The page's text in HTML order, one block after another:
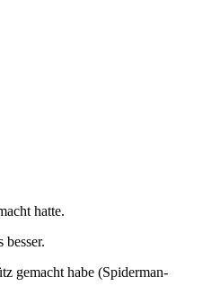
hatte.
gemacht habe (Spiderman-